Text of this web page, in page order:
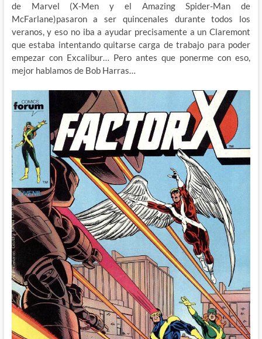
de Marvel (X-Men y el Amazing Spider-Man de
McFarlane)pasaron a ser quincenales durante todos los
veranos, y eso no iba a ayudar precisamente a un Claremont
que estaba intentando quitarse carga de trabajo para poder
empezar con Excalibur… Pero antes que ponerme con eso,
mejor hablamos de Bob Harras…